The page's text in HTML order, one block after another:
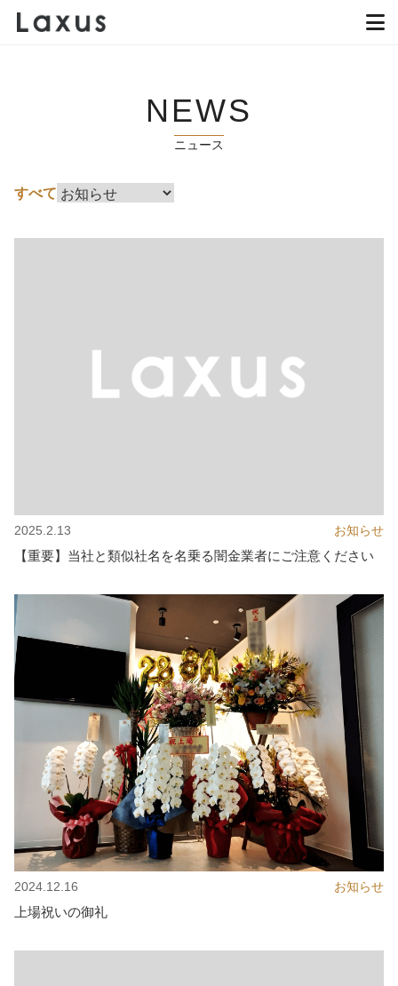
NEWS
ニュース
すべて
2025.2.13 お知らせ
【重要】当社と類似社名を名乗る闇金業者にご注意ください
2024.12.16 お知らせ
上場祝いの御礼